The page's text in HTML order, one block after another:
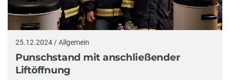
25.12.2024 / Allgemein
Punschstand mit anschließender
Liftöffnung